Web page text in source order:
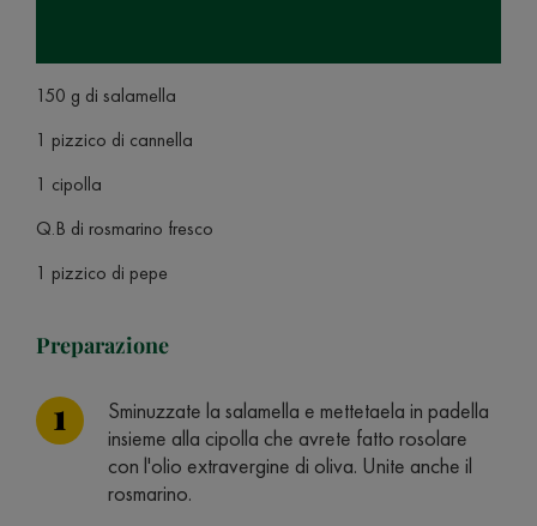
150 g di salamella
1 pizzico di cannella
1 cipolla
Q.B di rosmarino fresco
1 pizzico di pepe
Preparazione
Sminuzzate la salamella e mettetaela in padella
insieme alla cipolla che avrete fatto rosolare
con l'olio extravergine di oliva. Unite anche il
rosmarino.